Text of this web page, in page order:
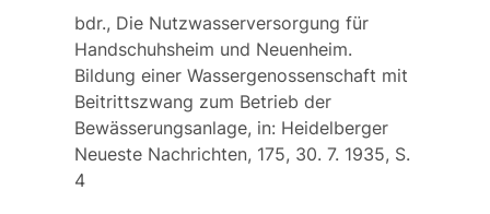
bdr., Die Nutzwasserversorgung für
Handschuhsheim und Neuenheim.
Bildung einer Wassergenossenschaft mit
Beitrittszwang zum Betrieb der
Bewässerungsanlage, in: Heidelberger
Neueste Nachrichten, 175, 30. 7. 1935, S.
4